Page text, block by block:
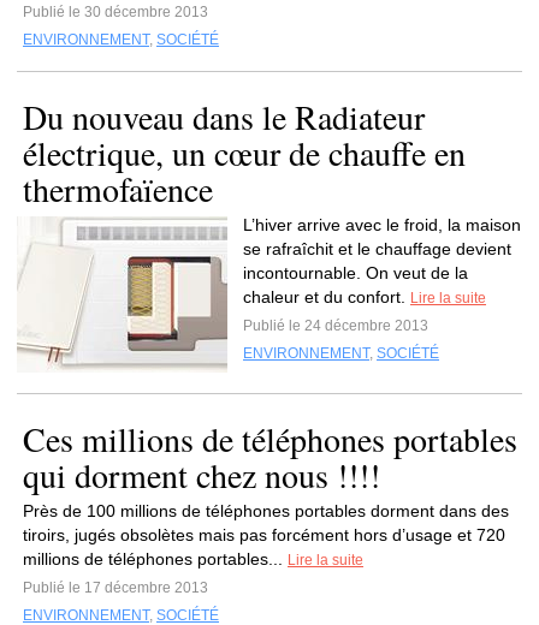
Publié le 30 décembre 2013
ENVIRONNEMENT, SOCIÉTÉ
Du nouveau dans le Radiateur
électrique, un cœur de chauffe en
thermofaïence
L’hiver arrive avec le froid, la maison
se rafraîchit et le chauffage devient
incontournable. On veut de la
chaleur et du confort.
Lire la suite
Publié le 24 décembre 2013
ENVIRONNEMENT, SOCIÉTÉ
Ces millions de téléphones portables
qui dorment chez nous !!!!
Près de 100 millions de téléphones portables dorment dans des
tiroirs, jugés obsolètes mais pas forcément hors d’usage et 720
millions de téléphones portables...
Lire la suite
Publié le 17 décembre 2013
ENVIRONNEMENT, SOCIÉTÉ